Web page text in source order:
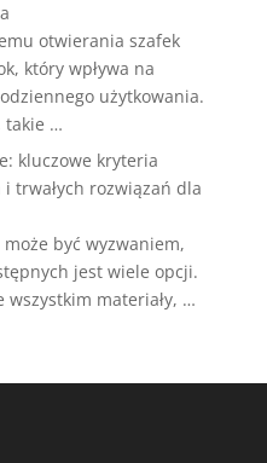
otwierania szafek
który wpływa na
użytkowania.
takie …
kluczowe kryteria
trwałych rozwiązań dla
być wyzwaniem,
jest wiele opcji.
materiały, …